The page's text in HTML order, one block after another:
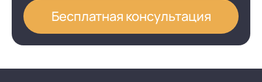
Бесплатная консультация